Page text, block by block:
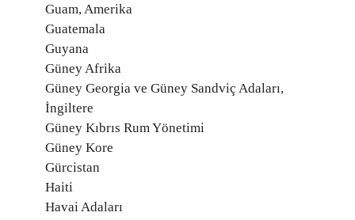
Guam, Amerika
Guatemala
Guyana
Güney Afrika
Güney Georgia ve Güney Sandviç Adaları,
İngiltere
Güney Kıbrıs Rum Yönetimi
Güney Kore
Gürcistan
Haiti
Havai Adaları